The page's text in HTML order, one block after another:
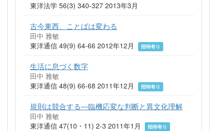
東洋法学 56(3) 340-327 2013年3月
古今東西、ことばは変わる
田中 雅敏
東洋通信 49(9) 64-66 2012年12月
招待有り
生活に息づく数字
田中 雅敏
東洋通信 48(9) 66-68 2011年12月
招待有り
規則は競合する―臨機応変な判断と異文化理解
田中 雅敏
東洋通信 47(10・11) 2-3 2011年1月
招待有り